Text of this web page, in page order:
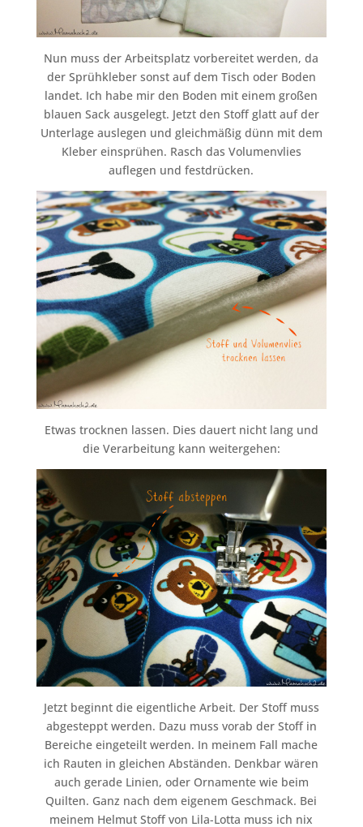
Nun muss der Arbeitsplatz vorbereitet werden, da
der Sprühkleber sonst auf dem Tisch oder Boden
landet. Ich habe mir den Boden mit einem großen
blauen Sack ausgelegt. Jetzt den Stoff glatt auf der
Unterlage auslegen und gleichmäßig dünn mit dem
Kleber einsprühen. Rasch das Volumenvlies
auflegen und festdrücken.
Etwas trocknen lassen. Dies dauert nicht lang und
die Verarbeitung kann weitergehen:
Jetzt beginnt die eigentliche Arbeit. Der Stoff muss
abgesteppt werden. Dazu muss vorab der Stoff in
Bereiche eingeteilt werden. In meinem Fall mache
ich Rauten in gleichen Abständen. Denkbar wären
auch gerade Linien, oder Ornamente wie beim
Quilten. Ganz nach dem eigenem Geschmack. Bei
meinem Helmut Stoff von Lila-Lotta muss ich nix